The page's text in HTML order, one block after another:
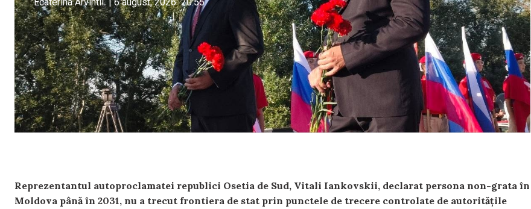
Ecaterina Arvintii | 6 august, 2026 20:55
Reprezentantul autoproclamatei republici Osetia de Sud, Vitali Iankovskii, declarat persona non-grata în
Moldova până în 2031, nu a trecut frontiera de stat prin punctele de trecere controlate de autoritățile